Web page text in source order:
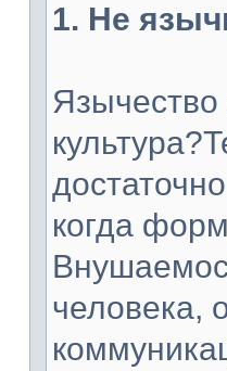
1. Не
Язычество
когда
человека,